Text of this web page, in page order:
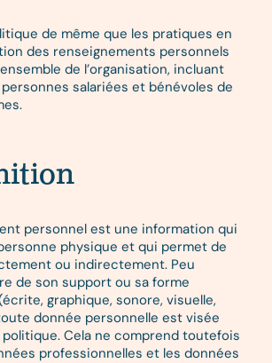
de même que les pratiques en
des renseignements personnels
de l’organisation, incluant
salariées et bénévoles de
personnel est une information qui
physique et qui permet de
ou indirectement. Peu
de son support ou sa forme
graphique, sonore, visuelle,
donnée personnelle est visée
Cela ne comprend toutefois
professionnelles et les données